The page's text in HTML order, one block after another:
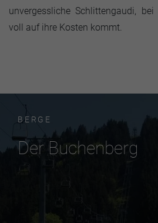
unvergessliche Schlittengaudi,
voll auf ihre Kosten kommt.
BERGE
Der Buchenberg